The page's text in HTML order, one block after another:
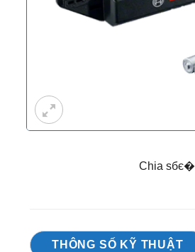
Chia sбє�
THÔNG SỐ KỸ THUẬT